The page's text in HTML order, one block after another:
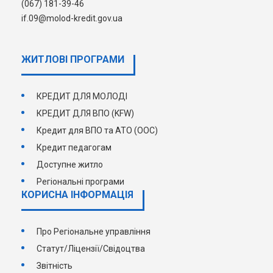
(067) 181-39-46
if.09@molod-kredit.gov.ua
ЖИТЛОВІ ПРОГРАМИ
КРЕДИТ ДЛЯ МОЛОДІ
КРЕДИТ ДЛЯ ВПО (KFW)
Кредит для ВПО та АТО (ООС)
Кредит педагогам
Доступне житло
Регіональні програми
КОРИСНА ІНФОРМАЦІЯ
Про Регіональне управління
Статут/Ліцензії/Свідоцтва
Звітність